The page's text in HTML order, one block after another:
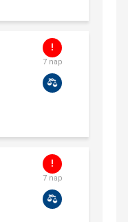
7 nap
7 nap